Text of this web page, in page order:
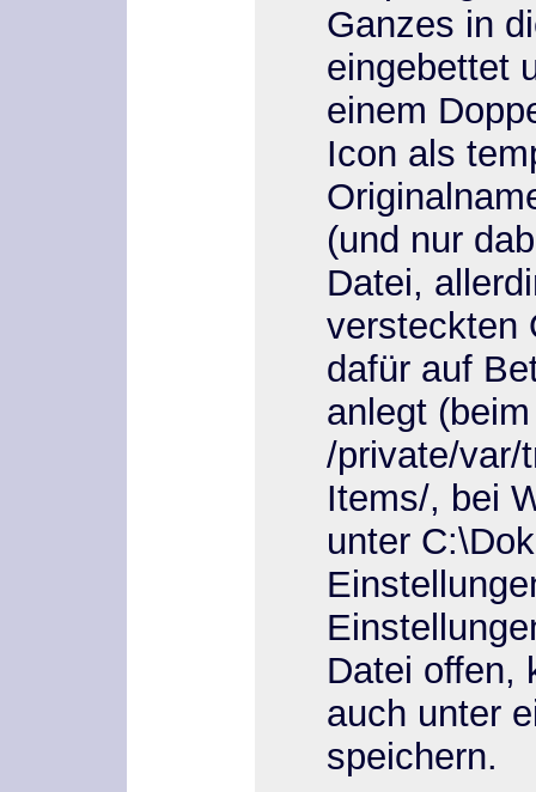
Ganzes in
eingebettet
einem
Icon als
(und nur
Datei,
versteckten
dafür auf
anlegt
/private/var/
Items/, bei
unter
Datei offen,
auch unter
speichern.